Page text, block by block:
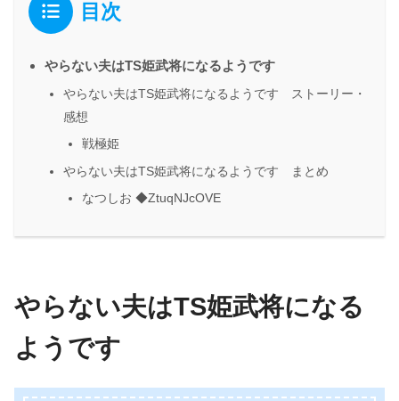
目次
やらない夫はTS姫武将になるようです
やらない夫はTS姫武将になるようです ストーリー・
感想
戦極姫
やらない夫はTS姫武将になるようです まとめ
なつしお ◆ZtuqNJcOVE
やらない夫はTS姫武将になる
ようです